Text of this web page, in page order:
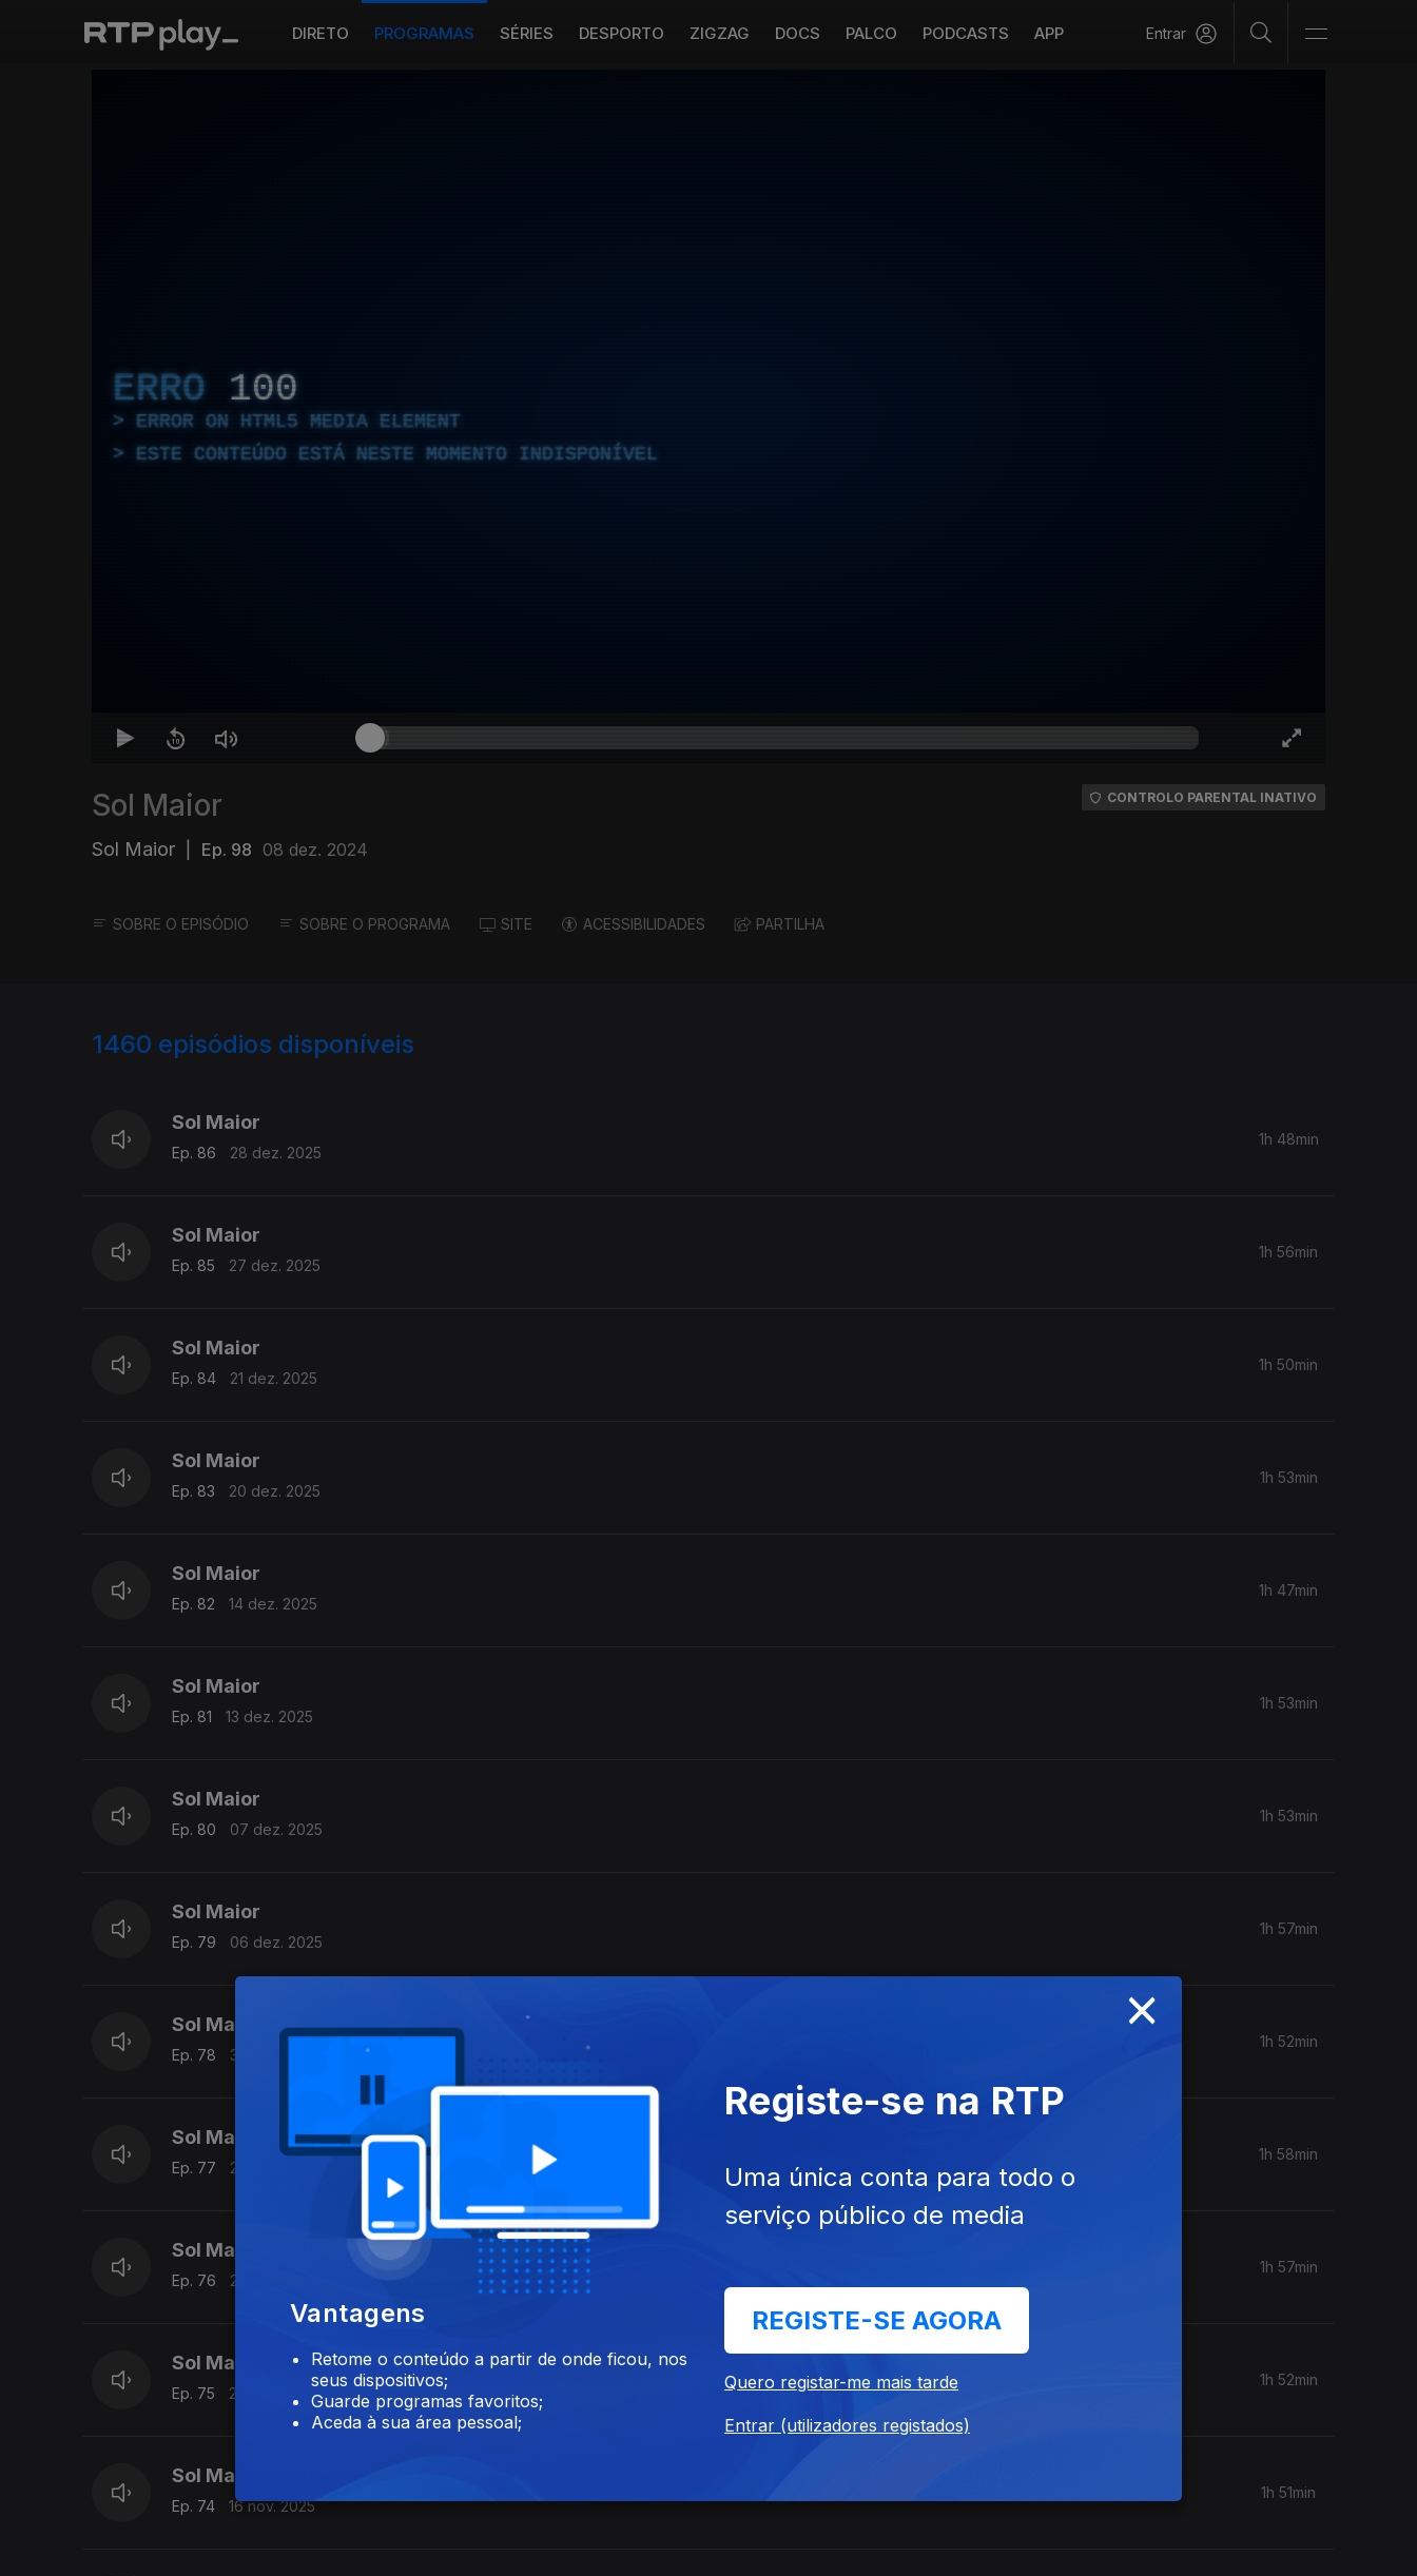
DIRETO PROGRAMAS SÉRIES DESPORTO ZIGZAG DOCS PALCO PODCASTS APP Entrar
ERRO 100
ERROR ON HTML5 MEDIA ELEMENT
ESTE CONTEÚDO ESTÁ NESTE MOMENTO INDISPONÍVEL
Sol Maior
Sol Maior Ep. 98 08 dez. 2024
CONTROLO PARENTAL INATIVO
SOBRE O EPISÓDIO SOBRE O PROGRAMA SITE ACESSIBILIDADES PARTILHA
1460 episódios disponíveis
Sol Maior
Ep. 86 28 dez. 2025
1h 48min
Sol Maior
Ep. 85 27 dez. 2025
1h 56min
Sol Maior
Ep. 84 21 dez. 2025
1h 50min
Sol Maior
Ep. 83 20 dez. 2025
1h 53min
Sol Maior
Ep. 82 14 dez. 2025
1h 47min
Sol Maior
Ep. 81 13 dez. 2025
1h 53min
Sol Maior
Ep. 80 07 dez. 2025
1h 53min
Sol Maior
Ep. 79 06 dez. 2025
1h 57min
Sol Maior
Ep. 78 30 nov. 2025
1h 52min
Sol Maior
Ep. 77 29 nov. 2025
1h 58min
Sol Maior
Ep. 76 23 nov. 2025
1h 57min
Sol Maior
Ep. 75 22 nov. 2025
1h 52min
Sol Maior
Ep. 74 16 nov. 2025
1h 51min
×
Vantagens
Retome o conteúdo a partir de onde ficou, nos
seus dispositivos;
Guarde programas favoritos;
Aceda à sua área pessoal;
Registe-se na RTP
Uma única conta para todo o
serviço público de media
REGISTE-SE AGORA
Quero registar-me mais tarde
Entrar (utilizadores registados)